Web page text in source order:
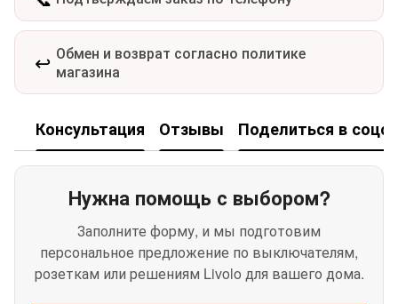
↩️ Обмен и возврат согласно политике
магазина
Консультация Отзывы Поделиться в
Нужна помощь с выбором?
Заполните форму, и мы подготовим
персональное предложение по выключателям,
розеткам или решениям Livolo для вашего дома.